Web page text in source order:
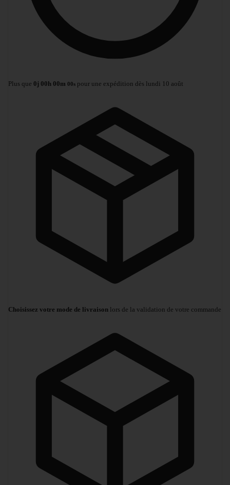
Plus que 0j 00h 00m 00s pour une expédition dès lundi 10 août
Choisissez votre mode de livraison lors de la validation de votre commande